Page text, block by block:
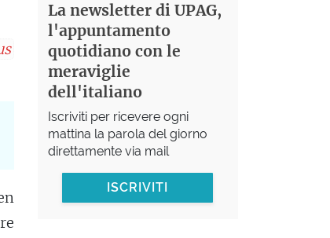
La newsletter di UPAG,
l'appuntamento
quotidiano con le
meraviglie
dell'italiano
Iscriviti per ricevere ogni
mattina la parola del giorno
direttamente via mail
ISCRIVITI